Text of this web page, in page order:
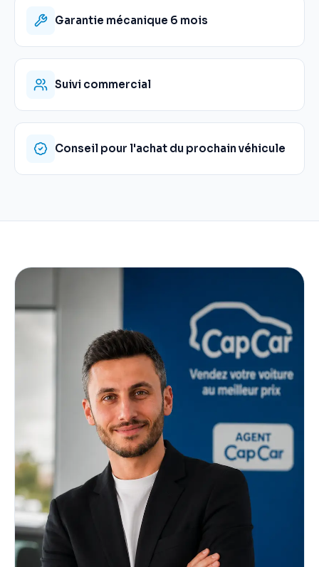
Garantie mécanique 6 mois
Suivi commercial
Conseil pour l'achat du prochain véhicule